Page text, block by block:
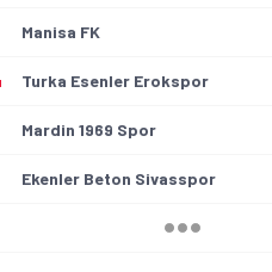
Manisa FK
Turka Esenler Erokspor
Mardin 1969 Spor
Ekenler Beton Sivasspor